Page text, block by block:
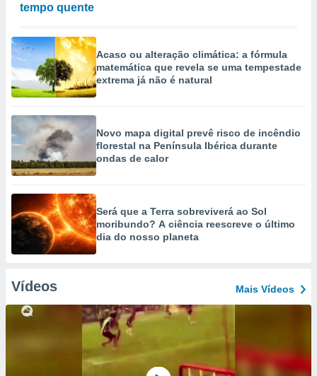
tempo quente
Acaso ou alteração climática: a fórmula
matemática que revela se uma tempestade
extrema já não é natural
Novo mapa digital prevê risco de incêndio
florestal na Península Ibérica durante
ondas de calor
Será que a Terra sobreviverá ao Sol
moribundo? A ciência reescreve o último
dia do nosso planeta
Vídeos Mais Vídeos